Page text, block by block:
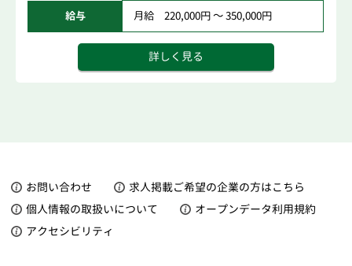
給与 月給 220,000円 ～ 350,000円
詳しく見る
お問い合わせ
求人掲載ご希望の企業の方はこちら
個人情報の取扱いについて
オープンデータ利用規約
アクセシビリティ